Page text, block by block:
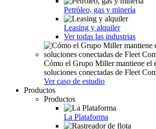
Petróleo, gas y minería
Leasing y alquiler
Ver todas las industrias
Cómo el Grupo Miller mantiene el
soluciones conectadas de Fleet
Ver caso de estudio
Productos
Productos
La Plataforma